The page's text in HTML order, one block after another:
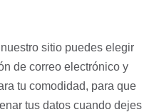
sitio puedes elegir
de correo electrónico y
tu comodidad, para que
tus datos cuando dejes